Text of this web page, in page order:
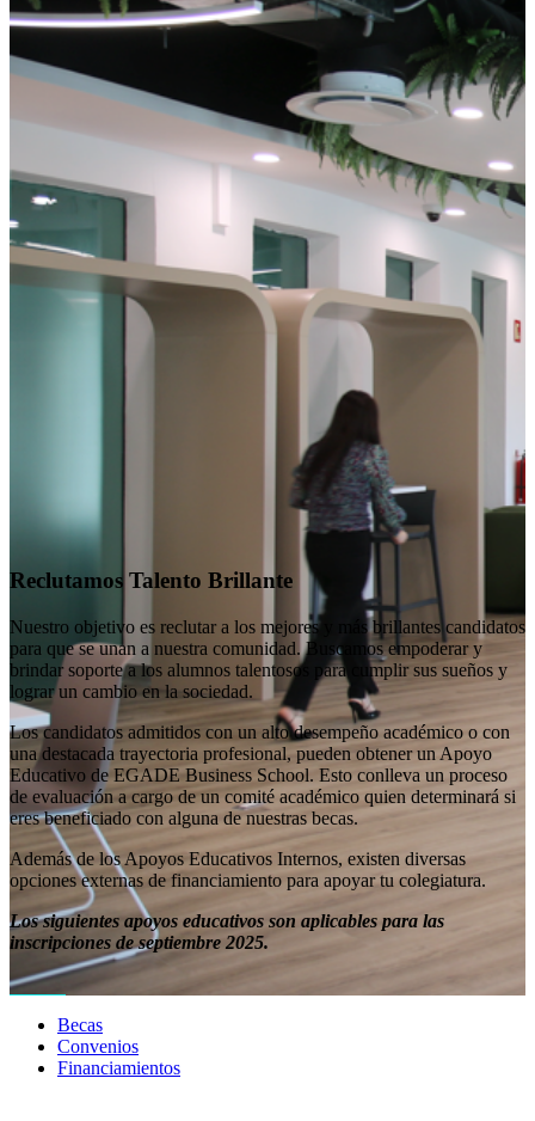
Reclutamos Talento Brillante
Nuestro objetivo es reclutar a los mejores y más brillantes candidatos
para que se unan a nuestra comunidad. Buscamos empoderar y
brindar soporte a los alumnos talentosos para cumplir sus sueños y
lograr un cambio en la sociedad.
Los candidatos admitidos con un alto desempeño académico o con
una destacada trayectoria profesional, pueden obtener un Apoyo
Educativo de EGADE Business School. Esto conlleva un proceso
de evaluación a cargo de un comité académico quien determinará si
eres beneficiado con alguna de nuestras becas.
Además de los Apoyos Educativos Internos, existen diversas
opciones externas de financiamiento para apoyar tu colegiatura.
Los siguientes apoyos educativos son aplicables para las
inscripciones de septiembre 2025.
Becas
Convenios
Financiamientos